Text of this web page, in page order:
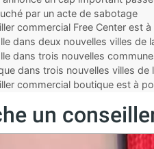
par un acte de sabotage
commercial Free Center est
dans deux nouvelles villes de
dans trois nouvelles
dans trois nouvelles villes de
commercial boutique est à
un